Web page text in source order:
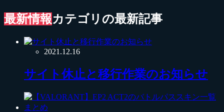
最新情報カテゴリの最新記事
2021.12.16
サイト休止と移行作業のお知らせ